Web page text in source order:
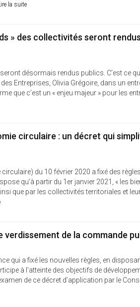
la suite
» des collectivités seront
désormais rendus publics. C’est ce
Entreprises, Olivia Grégoire, dans un
que c’est un « enjeu majeur » pour les
circulaire : un décret qui
du 10 février 2020 a fixé des
qu’à partir du 1er janvier 2021, « les
que par les collectivités territoriales et
de la commande
qui a fixé les nouvelles règles, en
à l’atteinte des objectifs de
de ce décret d’application par le